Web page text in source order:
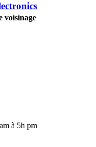
voisinage
à 5h pm